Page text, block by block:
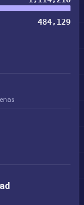
484,129